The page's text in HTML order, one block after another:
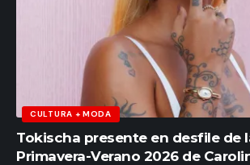
CULTURA + MODA
Tokischa presente en desfile de
Primavera-Verano 2026 de